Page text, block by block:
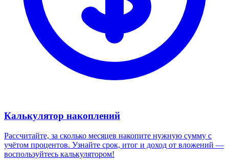
Калькулятор накоплений
Рассчитайте, за сколько месяцев накопите нужную сумму с
учётом процентов. Узнайте срок, итог и доход от вложений —
воспользуйтесь калькулятором!